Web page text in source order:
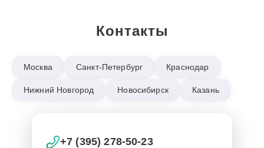
Контакты
Москва Санкт-Петербург Краснодар
Нижний Новгород Новосибирск Казань
+7 (395) 278-50-23